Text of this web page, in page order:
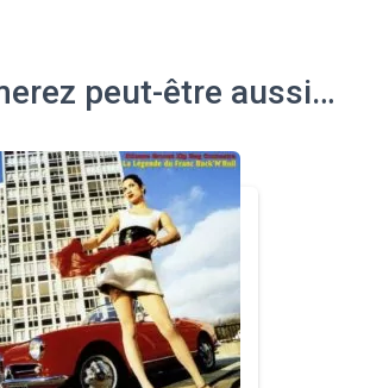
peut-être aussi…